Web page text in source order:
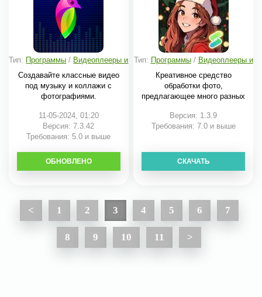
Тип: Программы / Видеоплееры и
Создавайте классные видео
под музыку и коллажи с
фотографиями.
11-05-2024, 01:20
Версия: 7.3.42
Требования: 5.0 и выше
СКАЧАТЬ
ОБНОВЛЕНО
Тип: Программы/ Видеоплееры и
Креативное средство
обработки фото,
предлагающее много разных
Версия: 1.3.9
Требования: 7.0 и выше
СКАЧАТЬ
< 1 2 3 4 5 6 7
8 9 10 11 >